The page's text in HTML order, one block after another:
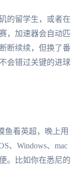
的留学生，或者在
，加速器会自动匹
断续续，但换了番
会错过关键的进球
鱼看英超，晚上用
、Windows、mac
。比如你在悉尼的